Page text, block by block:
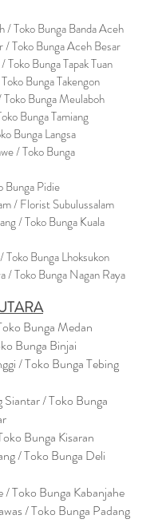
/ Toko Bunga Banda Aceh
Toko Bunga Aceh Besar
Toko Bunga Tapak Tuan
Bunga Takengon
Bunga Meulaboh
Bunga Tamiang
Bunga Langsa
/ Toko Bunga
Bunga Pidie
/ Florist Subulussalam
/ Toko Bunga Kuala
Bunga Lhoksukon
/ Toko Bunga Nagan Raya
Bunga Medan
Bunga Binjai
/ Toko Bunga Tebing
/ Toko Bunga
Bunga Kisaran
/ Toko Bunga Deli
/ Toko Bunga Kabanjahe
/ Toko Bunga Padang